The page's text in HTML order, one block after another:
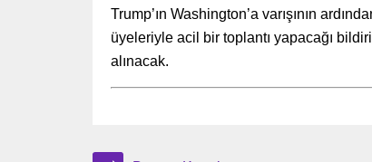
Trump’ın Washington’a varışının
üyeleriyle acil bir toplantı yapacağı
alınacak.